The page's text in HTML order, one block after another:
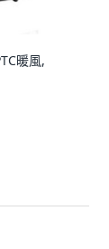
暖風,